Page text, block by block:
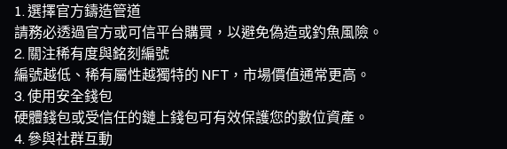
選擇官方鑄造管道
請務必透過官方或可信平台購買，以避免偽造或釣魚風險。
關注稀有度與銘刻編號
編號越低、稀有屬性越獨特的 NFT，市場價值通常更高。
使用安全錢包
硬體錢包或受信任的鏈上錢包可有效保護您的數位資產。
參與社群互動